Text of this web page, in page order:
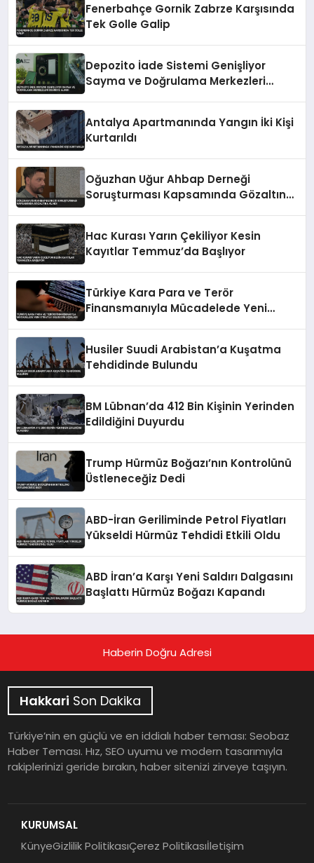
Fenerbahçe Gornik Zabrze Karşısında
Tek Golle Galip
Depozito İade Sistemi Genişliyor
Sayma ve Doğrulama Merkezleri
Antalya Apartmanında Yangın İki Kişi
Kurtarıldı
Oğuzhan Uğur Ahbap Derneği
Soruşturması Kapsamında Gözaltına
Hac Kurası Yarın Çekiliyor Kesin
Kayıtlar Temmuz’da Başlıyor
Türkiye Kara Para ve Terör
Finansmanıyla Mücadelede Yeni
Husiler Suudi Arabistan’a Kuşatma
Tehdidinde Bulundu
BM Lübnan’da 412 Bin Kişinin Yerinden
Edildiğini Duyurdu
Trump Hürmüz Boğazı’nın Kontrolünü
Üstleneceğiz Dedi
ABD-İran Geriliminde Petrol Fiyatları
Yükseldi Hürmüz Tehdidi Etkili Oldu
ABD İran’a Karşı Yeni Saldırı Dalgasını
Başlattı Hürmüz Boğazı Kapandı
Haberin Doğru Adresi
Hakkari Son Dakika
Türkiye’nin en güçlü ve en iddialı haber teması: Seobaz
Haber Teması. Hız, SEO uyumu ve modern tasarımıyla
rakiplerinizi geride bırakın, haber sitenizi zirveye taşıyın.
KURUMSAL
KünyeGizlilik PolitikasıÇerez Politikasıİletişim